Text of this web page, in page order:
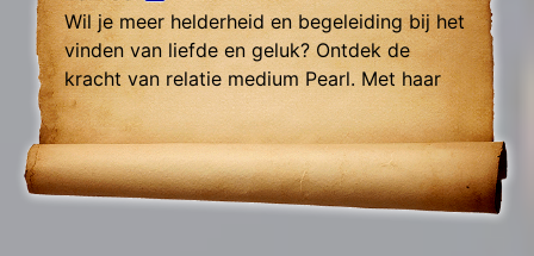
Wil je meer helderheid en begeleiding bij het
vinden van liefde en geluk? Ontdek de
kracht van relatie medium Pearl. Met haar
intuïtieve vermogens en nauwkeurige
inzichten kan Pearl je helpen bij het
begrijpen van je huidige situatie.